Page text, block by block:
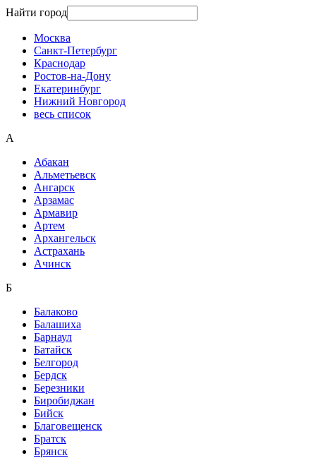
Найти город
Москва
Санкт-Петербург
Краснодар
Ростов-на-Дону
Екатеринбург
Нижний Новгород
весь список
А
Абакан
Альметьевск
Ангарск
Арзамас
Армавир
Артем
Архангельск
Астрахань
Ачинск
Б
Балаково
Балашиха
Барнаул
Батайск
Белгород
Бердск
Березники
Биробиджан
Бийск
Благовещенск
Братск
Брянск